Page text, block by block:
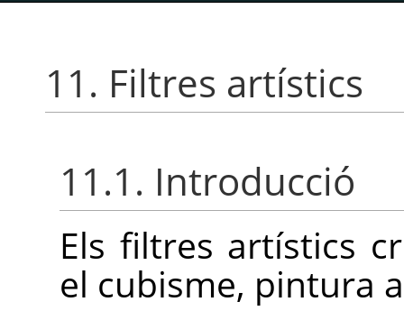
11. Filtres artístics
11.1. Introducció
Els filtres artístics
el cubisme, pintura